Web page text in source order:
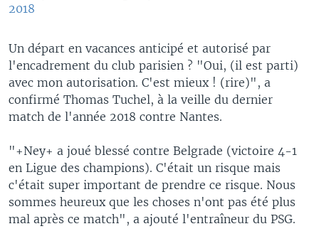
2018
Un départ en vacances anticipé et autorisé par
l'encadrement du club parisien ? "Oui, (il est parti)
avec mon autorisation. C'est mieux ! (rire)", a
confirmé Thomas Tuchel, à la veille du dernier
match de l'année 2018 contre Nantes.
"+Ney+ a joué blessé contre Belgrade (victoire 4-1
en Ligue des champions). C'était un risque mais
c'était super important de prendre ce risque. Nous
sommes heureux que les choses n'ont pas été plus
mal après ce match", a ajouté l'entraîneur du PSG.